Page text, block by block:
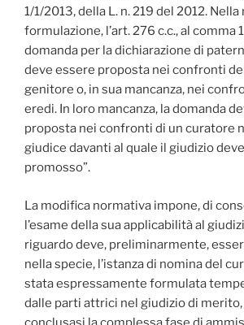
1/1/2013, della L. n. 219 del 2012. Nella
formulazione, l’art. 276 c.c., al comma
domanda per la dichiarazione di
deve essere proposta nei confronti
genitore o, in sua mancanza, nei
eredi. In loro mancanza, la domanda
proposta nei confronti di un curatore
giudice davanti al quale il giudizio
promosso”.
La modifica normativa impone, di
l’esame della sua applicabilità al
riguardo deve, preliminarmente,
nella specie, l’istanza di nomina del
stata espressamente formulata
dalle parti attrici nel giudizio di